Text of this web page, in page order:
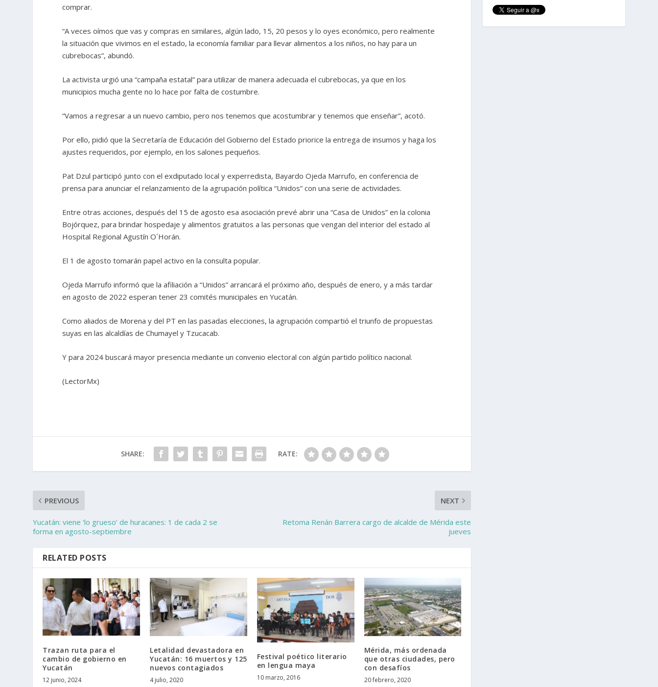
comprar.
“A veces oímos que vas y compras en similares, algún lado, 15, 20 pesos y lo oyes económico, pero realmente
la situación que vivimos en el estado, la economía familiar para llevar alimentos a los niños, no hay para un
cubrebocas”, abundó.
La activista urgió una “campaña estatal” para utilizar de manera adecuada el cubrebocas, ya que en los
municipios mucha gente no lo hace por falta de costumbre.
“Vamos a regresar a un nuevo cambio, pero nos tenemos que acostumbrar y tenemos que enseñar”, acotó.
Por ello, pidió que la Secretaría de Educación del Gobierno del Estado priorice la entrega de insumos y haga los
ajustes requeridos, por ejemplo, en los salones pequeños.
Pat Dzul participó junto con el exdiputado local y experredista, Bayardo Ojeda Marrufo, en conferencia de
prensa para anunciar el relanzamiento de la agrupación política “Unidos” con una serie de actividades.
Entre otras acciones, después del 15 de agosto esa asociación prevé abrir una “Casa de Unidos” en la colonia
Bojórquez, para brindar hospedaje y alimentos gratuitos a las personas que vengan del interior del estado al
Hospital Regional Agustín O´Horán.
El 1 de agosto tomarán papel activo en la consulta popular.
Ojeda Marrufo informó que la afiliación a “Unidos” arrancará el próximo año, después de enero, y a más tardar
en agosto de 2022 esperan tener 23 comités municipales en Yucatán.
Como aliados de Morena y del PT en las pasadas elecciones, la agrupación compartió el triunfo de propuestas
suyas en las alcaldías de Chumayel y Tzucacab.
Y para 2024 buscará mayor presencia mediante un convenio electoral con algún partido político nacional.
(LectorMx)
SHARE: RATE:
PREVIOUS
Yucatán: viene ‘lo grueso’ de huracanes: 1 de cada 2 se
forma en agosto-septiembre
NEXT
Retoma Renán Barrera cargo de alcalde de Mérida este
jueves
RELATED POSTS
Trazan ruta para el
cambio de gobierno en
Yucatán
12 junio, 2024
Letalidad devastadora en
Yucatán: 16 muertos y 125
nuevos contagiados
4 julio, 2020
Festival poético literario
en lengua maya
10 marzo, 2016
Mérida, más ordenada
que otras ciudades, pero
con desafíos
20 febrero, 2020